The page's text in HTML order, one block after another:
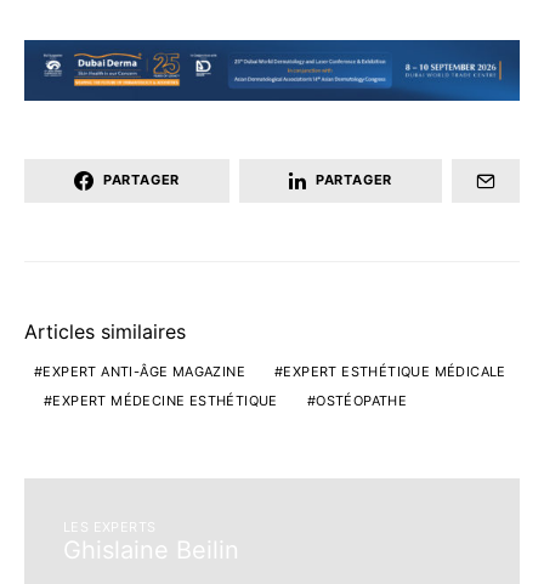
PARTAGER PARTAGER
Articles similaires
EXPERT ANTI-ÂGE MAGAZINE
EXPERT ESTHÉTIQUE MÉDICALE
EXPERT MÉDECINE ESTHÉTIQUE
OSTÉOPATHE
LES EXPERTS
Ghislaine Beilin